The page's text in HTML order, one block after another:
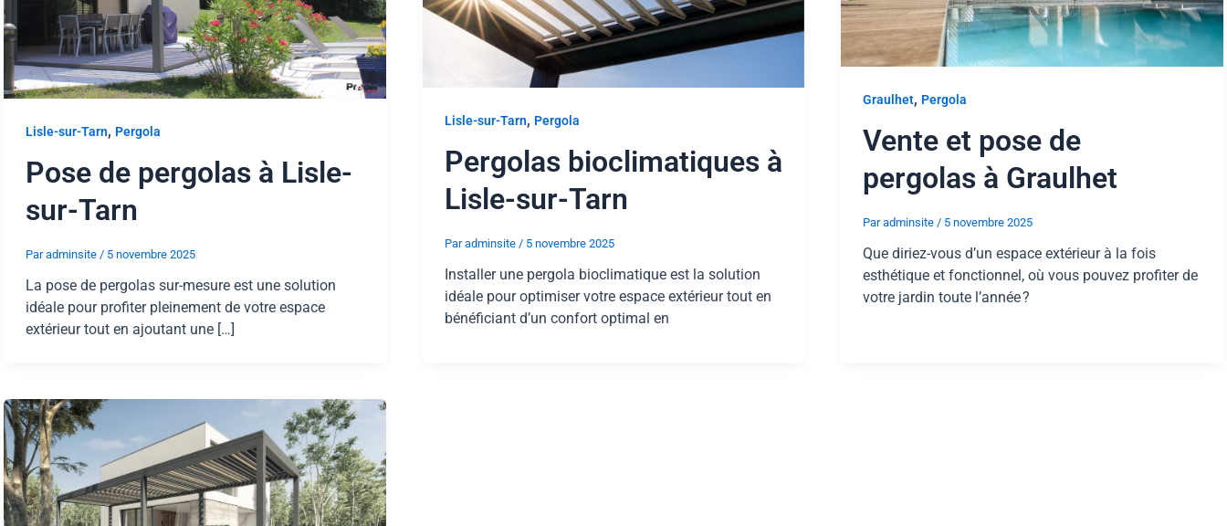
Lisle-sur-Tarn, Pergola
Pose de pergolas à Lisle-
sur-Tarn
Paradminsite / 5 novembre 2025
La pose de pergolas sur-mesure est une solution
idéale pour profiter pleinement de votre espace
extérieur tout en ajoutant une […]
Lisle-sur-Tarn, Pergola
Pergolas bioclimatiques à
Lisle-sur-Tarn
Paradminsite / 5 novembre 2025
Installer une pergola bioclimatique est la solution
idéale pour optimiser votre espace extérieur tout en
bénéficiant d’un confort optimal en
Graulhet, Pergola
Vente et pose de
pergolas à Graulhet
Paradminsite / 5 novembre 2025
Que diriez-vous d’un espace extérieur à la fois
esthétique et fonctionnel, où vous pouvez profiter de
votre jardin toute l’année ?